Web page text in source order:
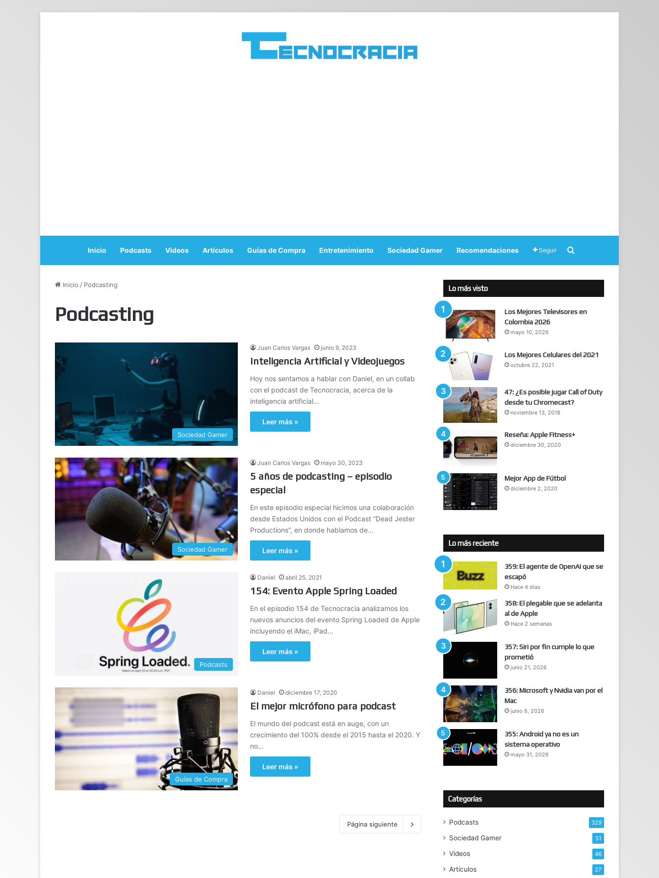
Inicio Podcasts Videos Artículos Guías de Compra Entretenimiento Sociedad Gamer Recomendaciones Seguir
Inicio / Podcasting
Podcasting
Sociedad Gamer
Juan Carlos Vargas junio 9, 2023
Inteligencia Artificial y Videojuegos
Hoy nos sentamos a hablar con Daniel, en un collab
con el podcast de Tecnocracia, acerca de la
inteligencia artificial…
Leer más »
Sociedad Gamer
Juan Carlos Vargas mayo 30, 2023
5 años de podcasting – episodio
especial
En este episodio especial hicimos una colaboración
desde Estados Unidos con el Podcast “Dead Jester
Productions”, en donde hablamos de…
Leer más »
Podcasts
Daniel abril 25, 2021
154: Evento Apple Spring Loaded
En el episodio 154 de Tecnocracia analizamos los
nuevos anuncios del evento Spring Loaded de Apple
incluyendo el iMac, iPad…
Leer más »
Guías de Compra
Daniel diciembre 17, 2020
El mejor micrófono para podcast
El mundo del podcast está en auge, con un
crecimiento del 100% desde el 2015 hasta el 2020. Y
no…
Leer más »
Página siguiente
Lo más visto
Los Mejores Televisores en
Colombia 2026
mayo 10, 2026
Los Mejores Celulares del 2021
octubre 22, 2021
47: ¿Es posible jugar Call of Duty
desde tu Chromecast?
noviembre 13, 2018
Reseña: Apple Fitness+
diciembre 30, 2020
Mejor App de Fútbol
diciembre 2, 2020
Lo más reciente
359: El agente de OpenAI que se
escapó
Hace 4 días
358: El plegable que se adelanta
al de Apple
Hace 2 semanas
357: Siri por fin cumple lo que
prometió
junio 21, 2026
356: Microsoft y Nvidia van por el
Mac
junio 6, 2026
355: Android ya no es un
sistema operativo
mayo 31, 2026
Categorías
Podcasts 329
Sociedad Gamer 51
Videos 46
Artículos 27